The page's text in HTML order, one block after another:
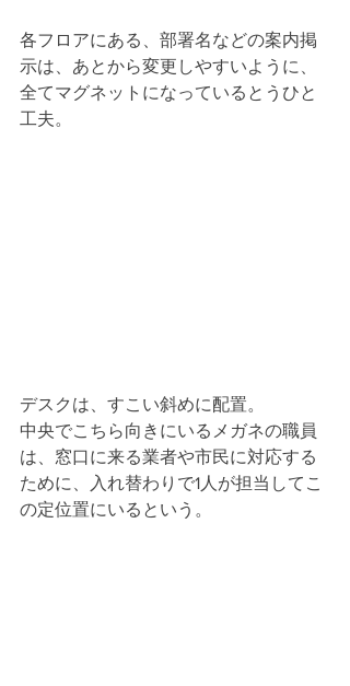
各フロアにある、部署名などの案内掲
示は、あとから変更しやすいように、
全てマグネットになっているとうひと
工夫。
デスクは、すこい斜めに配置。
中央でこちら向きにいるメガネの職員
は、窓口に来る業者や市民に対応する
ために、入れ替わりで1人が担当してこ
の定位置にいるという。